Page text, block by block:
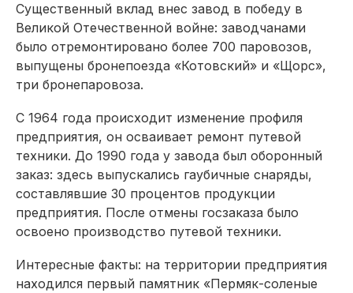
Существенный вклад внес завод в победу в
Великой Отечественной вой­не: заводчанами
было отремонтировано более 700 паровозов,
выпущены бронепоезда «Котовский» и «Щорс»,
три бронепаровоза.
С 1964 года происходит изменение профиля
предприятия, он осваивает ремонт путевой
техники. До 1990 года у завода был оборонный
заказ: здесь выпускались гаубичные снаряды,
составлявшие 30 процентов продукции
предприятия. После отмены госзаказа было
освоено производство путевой техники.
Интересные факты: на территории предприятия
находился первый памятник «Пермяк-соленые